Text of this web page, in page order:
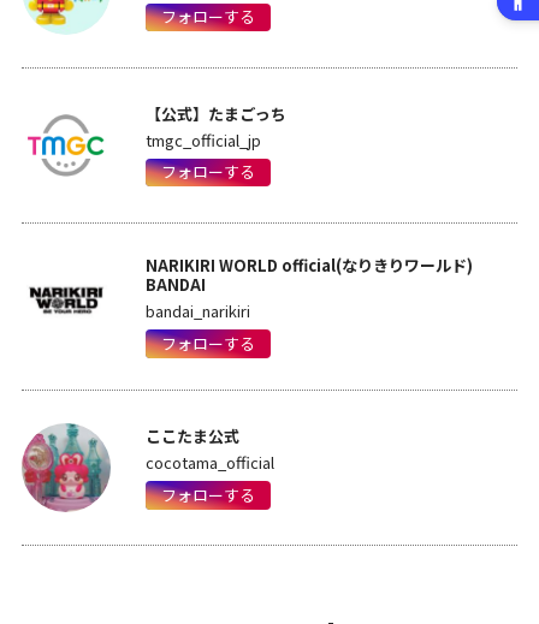
フォローする
【公式】たまごっち
tmgc_official_jp
フォローする
NARIKIRI WORLD official(なりきりワールド)
BANDAI
bandai_narikiri
フォローする
ここたま公式
cocotama_official
フォローする